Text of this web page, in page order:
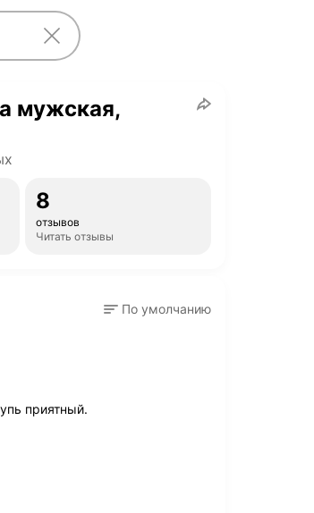
мужская,
8
отзывов
Читать отзывы
По умолчанию
приятный.